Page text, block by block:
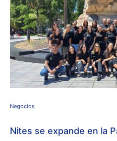
Negocios
Nites se expande en la